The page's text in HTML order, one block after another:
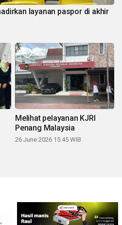
layanan paspor di akhir
Melihat pelayanan KJRI
Penang Malaysia
26 June 2026 15:45 WIB